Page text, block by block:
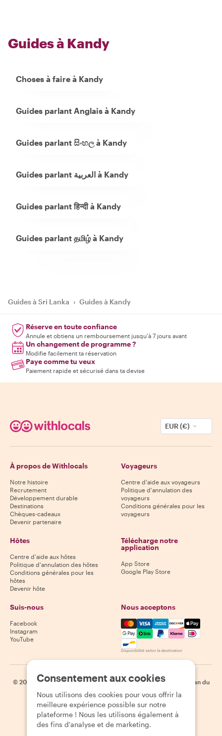
Guides à Kandy
Choses à faire à Kandy
Guides parlant Anglais à Kandy
Guides parlant සිංහල à Kandy
Guides parlant العربية à Kandy
Guides parlant हिन्दी à Kandy
Guides parlant தமிழ் à Kandy
Guides à Sri Lanka › Guides à Kandy
Réserve en toute confiance
Annule et obtiens un remboursement jusqu'à 7 jours avant
Un changement de programme ?
Modifie facilement ta réservation
Paye comme tu veux
Paiement rapide et sécurisé dans ta devise
EUR (€)
À propos de Withlocals
Notre histoire
Recrutement
Développement durable
Destinations
Chèques-cadeaux
Devenir partenaire
Voyageurs
Centre d'aide aux voyageurs
Politique d'annulation des
voyageurs
Conditions générales pour les
voyageurs
Hôtes
Centre d'aide aux hôtes
Politique d'annulation des hôtes
Conditions générales pour les
hôtes
Devenir hôte
Télécharge notre
application
App Store
Google Play Store
Suis-nous
Facebook
Instagram
YouTube
Nous acceptons
Mastercard, Visa, Amex,
Disponibilité selon la destination
© 2026 Withlocals.com | Politique de confidentialité | Cookies
Plan du
site
Consentement aux cookies
Nous utilisons des cookies pour vous offrir la
meilleure expérience possible sur notre
plateforme ! Nous les utilisons également à
des fins d'analyse et de marketing.